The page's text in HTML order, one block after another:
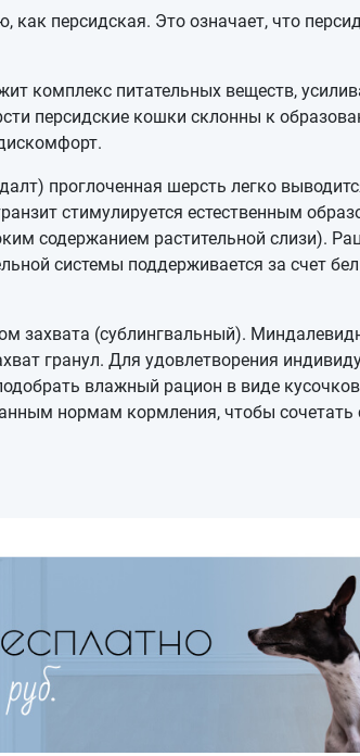
как персидская. Это означает, что
комплекс питательных веществ,
персидские кошки склонны к
проглоченная шерсть легко
стимулируется естественным
содержанием растительной слизи).
системы поддерживается за счет
захвата (сублингвальный).
гранул. Для удовлетворения
влажный рацион в виде
нормам кормления, чтобы сочетать